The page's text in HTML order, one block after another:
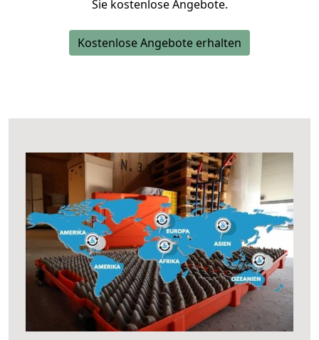
Sie kostenlose Angebote.
Kostenlose Angebote erhalten